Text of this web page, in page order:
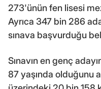
273'ünün fen lisesi
Ayrıca 347 bin 286
sınava başvurduğu
Sınavın en genç
87 yaşında olduğunu